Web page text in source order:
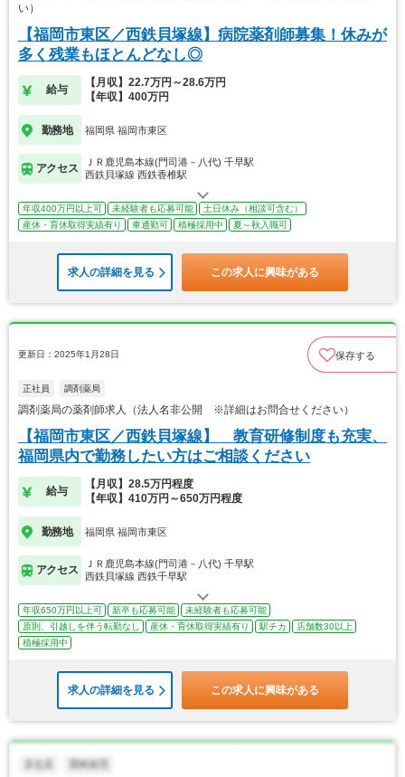
い）
【福岡市東区／西鉄貝塚線】病院薬剤師募集！休みが
多く残業もほとんどなし◎
給与
【月収】22.7万円～28.6万円
【年収】400万円
勤務地 福岡県 福岡市東区
アクセス
ＪＲ鹿児島本線(門司港－八代) 千早駅
西鉄貝塚線 西鉄香椎駅
年収400万円以上可 未経験者も応募可能
土日休み（相談可含む）
産休・育休取得実績有り
車通勤可 積極採用中 夏～秋入職可
求人の詳細を見る この求人に興味がある
更新日：2025年1月28日 保存する
正社員 調剤薬局
調剤薬局の薬剤師求人（法人名非公開 ※詳細はお問合せください）
【福岡市東区／西鉄貝塚線】 教育研修制度も充実、
福岡県内で勤務したい方はご相談ください
給与
【月収】28.5万円程度
【年収】410万円～650万円程度
勤務地 福岡県 福岡市東区
アクセス
ＪＲ鹿児島本線(門司港－八代) 千早駅
西鉄貝塚線 西鉄千早駅
年収650万円以上可 新卒も応募可能
未経験者も応募可能
原則、引越しを伴う転勤なし
産休・育休取得実績有り 駅チカ
店舗数30以上
積極採用中
求人の詳細を見る この求人に興味がある